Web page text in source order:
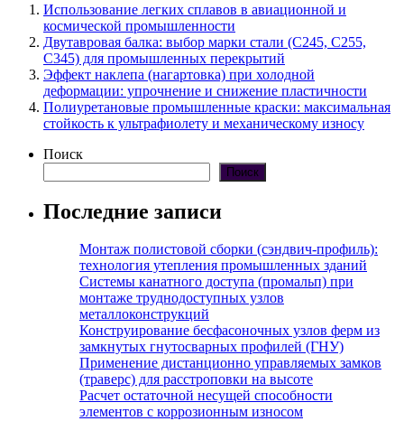
Использование легких сплавов в авиационной и
космической промышленности
Двутавровая балка: выбор марки стали (С245, С255,
С345) для промышленных перекрытий
Эффект наклепа (нагартовка) при холодной
деформации: упрочнение и снижение пластичности
Полиуретановые промышленные краски: максимальная
стойкость к ультрафиолету и механическому износу
Поиск
Поиск
Последние записи
Монтаж полистовой сборки (сэндвич-профиль):
технология утепления промышленных зданий
Системы канатного доступа (промальп) при
монтаже труднодоступных узлов
металлоконструкций
Конструирование бесфасоночных узлов ферм из
замкнутых гнутосварных профилей (ГНУ)
Применение дистанционно управляемых замков
(траверс) для расстроповки на высоте
Расчет остаточной несущей способности
элементов с коррозионным износом